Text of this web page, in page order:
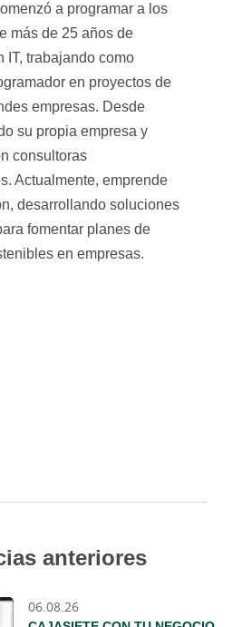
a programar a los
más de 25 años de
IT, trabajando como
en proyectos de
empresas. Desde
su propia empresa y
consultoras
Actualmente, emprende
desarrollando soluciones
fomentar planes de
en empresas.
anteriores
06.08.26